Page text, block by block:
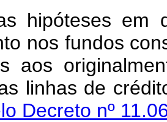
hipóteses em
nos fundos
aos
linhas de
Decreto nº